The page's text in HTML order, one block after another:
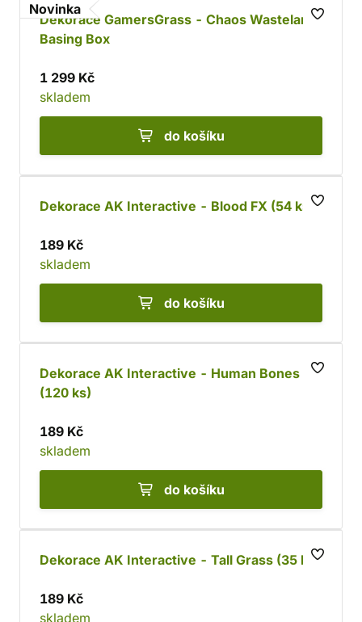
Novinka
Dekorace GamersGrass - Chaos Wasteland
Basing Box
1 299 Kč
skladem
do košíku
Dekorace AK Interactive - Blood FX (54 ks)
189 Kč
skladem
do košíku
Dekorace AK Interactive - Human Bones
(120 ks)
189 Kč
skladem
do košíku
Dekorace AK Interactive - Tall Grass (35 ks)
189 Kč
skladem